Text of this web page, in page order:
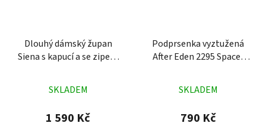
Dlouhý dámský župan
Siena s kapucí a se zipem
hodnocení
produktu
SKLADEM
1 590 Kč
Podprsenka vyztužená
After Eden 2295 Spacer
hodnocení
produktu
SKLADEM
790 Kč